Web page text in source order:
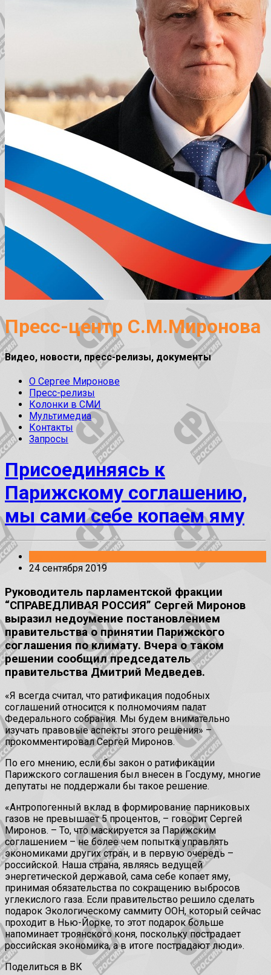
Пресс-центр С.М.Миронова
Видео, новости, пресс-релизы, документы
О Сергее Миронове
Пресс-релизы
Колонки в СМИ
Мультимедиа
Контакты
Запросы
Присоединяясь к
Парижскому соглашению,
мы сами себе копаем яму
24 сентября 2019
Руководитель парламентской фракции
“СПРАВЕДЛИВАЯ РОССИЯ” Сергей Миронов
выразил недоумение постановлением
правительства о принятии Парижского
соглашения по климату. Вчера о таком
решении сообщил председатель
правительства Дмитрий Медведев.
«Я всегда считал, что ратификация подобных
соглашений относится к полномочиям палат
Федерального собрания. Мы будем внимательно
изучать правовые аспекты этого решения» –
прокомментировал Сергей Миронов.
По его мнению, если бы закон о ратификации
Парижского соглашения был внесен в Госдуму, многие
депутаты не поддержали бы такое решение.
«Антропогенный вклад в формирование парниковых
газов не превышает 5 процентов, – говорит Сергей
Миронов. – То, что маскируется за Парижским
соглашением – не более чем попытка управлять
экономиками других стран, и в первую очередь –
российской. Наша страна, являясь ведущей
энергетической державой, сама себе копает яму,
принимая обязательства по сокращению выбросов
углекислого газа. Если правительство решило сделать
подарок Экологическому саммиту ООН, который сейчас
проходит в Нью-Йорке, то этот подарок больше
напоминает троянского коня, поскольку пострадает
российская экономика, а в итоге пострадают люди».
Поделиться в ВК